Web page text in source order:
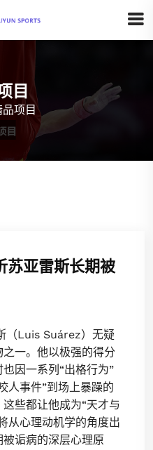
目
品项目
苏亚雷斯长期被
（Luis Suárez）无疑
一。他以极强的得分
因一系列“出格行为”
事件”到场上暴躁的
些都让他成为“天才与
从心理动机学的角度出
诟病的深层心理原